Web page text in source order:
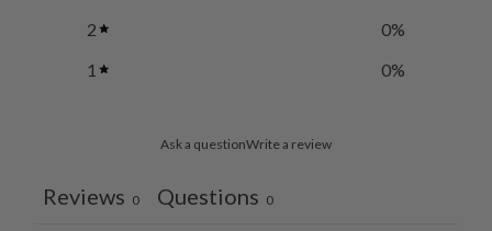
2
0%
1
0%
Ask a questionWrite a review
Reviews 0 Questions 0